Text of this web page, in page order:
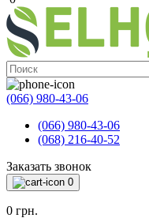
(066) 980-43-06
(066) 980-43-06
(068) 216-40-52
Заказать звонок
0
0 грн.